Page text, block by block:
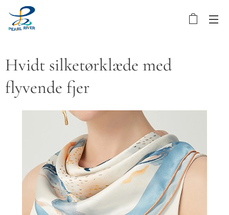
Hvidt silketørklæde med
flyvende fjer